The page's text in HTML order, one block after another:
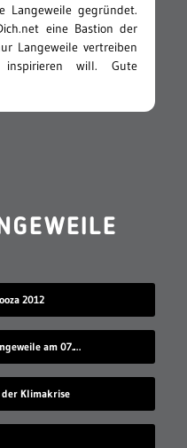
Langeweile gegründet.
eine Bastion der
Langeweile vertreiben
will. Gute
2012
27 „Kleinigkeiten“ gegen Langeweile am 07.08.2022
Klimakrise